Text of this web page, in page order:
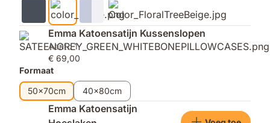
Emma Katoensatijn Kussenslopen
Aant.: 1
€ 69,00
Formaat
50x70cm
40x80cm
Emma Katoensatijn